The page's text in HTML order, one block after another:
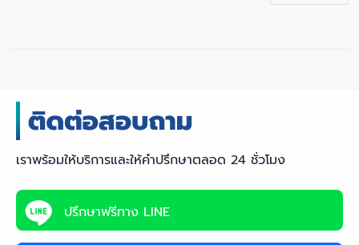
เราพร้อมให้บริการและให้คำปรึกษาตลอด 24 ชั่วโมง
ปรึกษาฟรีทาง LINE